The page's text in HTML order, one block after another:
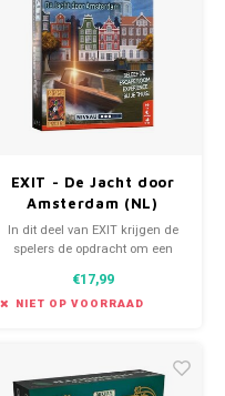
EXIT - De Jacht door
Amsterdam (NL)
In dit deel van EXIT krijgen de
spelers de opdracht om een
Vincent van Gogh op te sporen.
€17,99
NIET OP VOORRAAD